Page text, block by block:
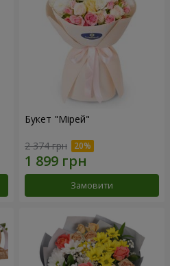
Букет "Мірей"
2 374 грн
Замовити